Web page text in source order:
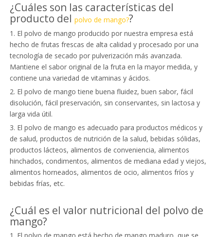
¿Cuáles son las características del
producto del polvo de mango??
1. El polvo de mango producido por nuestra empresa está
hecho de frutas frescas de alta calidad y procesado por una
tecnología de secado por pulverización más avanzada.
Mantiene el sabor original de la fruta en la mayor medida, y
contiene una variedad de vitaminas y ácidos.
2. El polvo de mango tiene buena fluidez, buen sabor, fácil
disolución, fácil preservación, sin conservantes, sin lactosa y
larga vida útil.
3. El polvo de mango es adecuado para productos médicos y
de salud, productos de nutrición de la salud, bebidas sólidas,
productos lácteos, alimentos de conveniencia, alimentos
hinchados, condimentos, alimentos de mediana edad y viejos,
alimentos horneados, alimentos de ocio, alimentos fríos y
bebidas frías, etc.
¿Cuál es el valor nutricional del polvo de
mango?